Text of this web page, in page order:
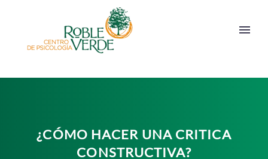
¿CÓMO HACER UNA CRITICA
CONSTRUCTIVA?